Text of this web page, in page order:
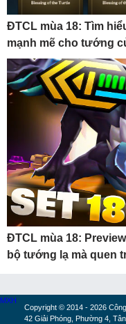
ĐTCL mùa 18: Tìm
mạnh mẽ cho tướng
ĐTCL mùa 18:
bộ tướng lạ mà quen
Copyright © 2014 - 2026
42 Giải Phóng, Phường 4,
MXH